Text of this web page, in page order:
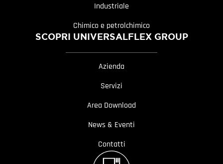
Industriale
Chimico e petrolchimico
SCOPRI UNIVERSALFLEX GROUP
Azienda
Servizi
Area Download
News & Eventi
Contatti